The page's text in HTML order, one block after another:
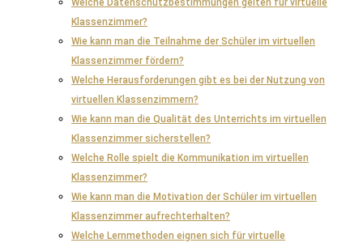
Welche Datenschutzbestimmungen gelten für virtuelle
Klassenzimmer?
Wie kann man die Teilnahme der Schüler im virtuellen
Klassenzimmer fördern?
Welche Herausforderungen gibt es bei der Nutzung von
virtuellen Klassenzimmern?
Wie kann man die Qualität des Unterrichts im virtuellen
Klassenzimmer sicherstellen?
Welche Rolle spielt die Kommunikation im virtuellen
Klassenzimmer?
Wie kann man die Motivation der Schüler im virtuellen
Klassenzimmer aufrechterhalten?
Welche Lernmethoden eignen sich für virtuelle